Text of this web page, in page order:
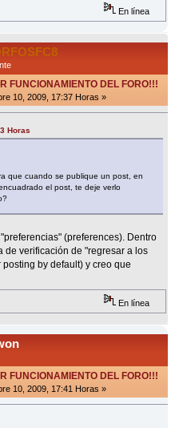
En línea
FUNCIONAMIENTO DEL FORO!!!
10, 2009, 17:37 Horas »
Horas
que cuando se publique un post, en
el post, te deje verlo
(preferences). Dentro
de verificación de "regresar a los
by default) y creo que
En línea
FUNCIONAMIENTO DEL FORO!!!
10, 2009, 17:41 Horas »